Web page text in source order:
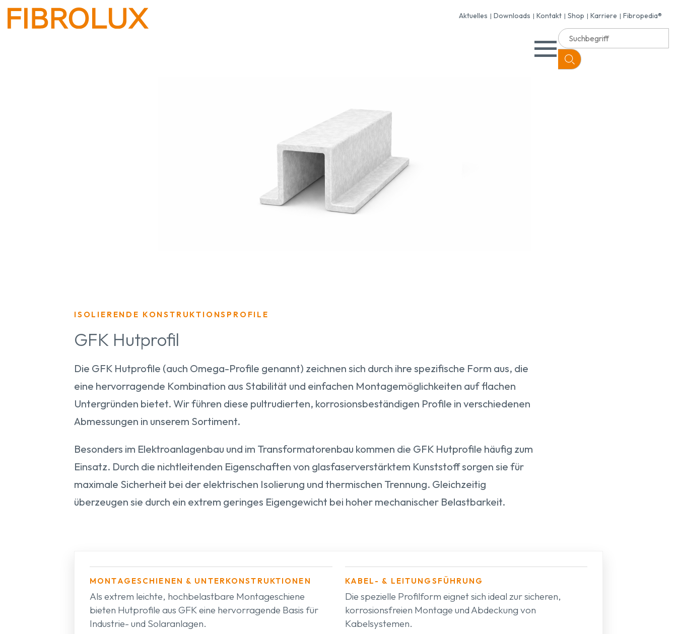
Aktuelles Downloads Kontakt Shop Karriere Fibropedia®
ISOLIERENDE KONSTRUKTIONSPROFILE
GFK Hutprofil
Die GFK Hutprofile (auch Omega-Profile genannt) zeichnen sich durch ihre spezifische Form aus, die
eine hervorragende Kombination aus Stabilität und einfachen Montagemöglichkeiten auf flachen
Untergründen bietet. Wir führen diese pultrudierten, korrosionsbeständigen Profile in verschiedenen
Abmessungen in unserem Sortiment.
Besonders im Elektroanlagenbau und im Transformatorenbau kommen die GFK Hutprofile häufig zum
Einsatz. Durch die nichtleitenden Eigenschaften von glasfaserverstärktem Kunststoff sorgen sie für
maximale Sicherheit bei der elektrischen Isolierung und thermischen Trennung. Gleichzeitig
überzeugen sie durch ein extrem geringes Eigengewicht bei hoher mechanischer Belastbarkeit.
MONTAGESCHIENEN & UNTERKONSTRUKTIONEN
Als extrem leichte, hochbelastbare Montageschiene
bieten Hutprofile aus GFK eine hervorragende Basis für
Industrie- und Solaranlagen.
KABEL- & LEITUNGSFÜHRUNG
Die spezielle Profilform eignet sich ideal zur sicheren,
korrosionsfreien Montage und Abdeckung von
Kabelsystemen.